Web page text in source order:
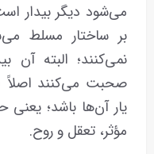
می‌شود دیگر بیدار
بر ساختار مسلط
نمی‌کنند؛ البته آن
صحبت می‌کنند اصلاً
یار آن‌ها باشد؛ یعنی
مؤثر، تعقل و روح.